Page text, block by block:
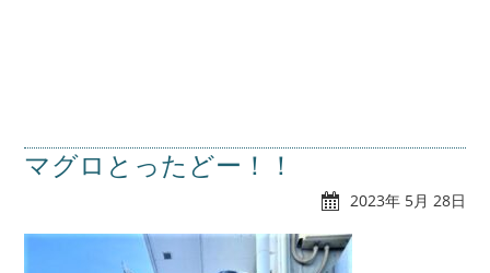
マグロとったどー！！
2023年 5月 28日